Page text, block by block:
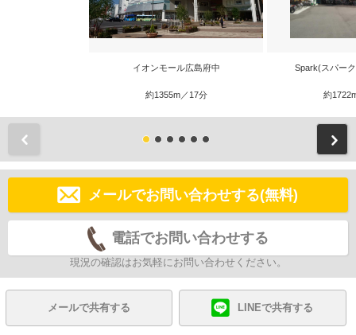
イオンモール広島府中
約1355m／17分
Spark(スパー
約
メールでお問い合わせする(無料)
電話でお問い合わせする
現況の確認はお気軽にお問い合わせください。
メールで共有する LINEで共有する